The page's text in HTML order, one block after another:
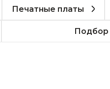
Печатные платы
Подбор